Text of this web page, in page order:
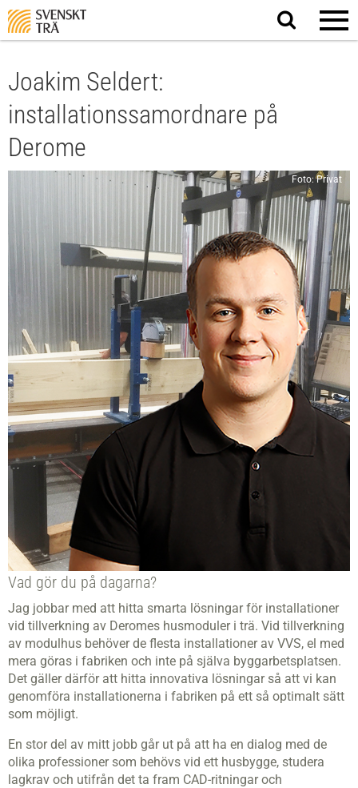
Sök
på
Joakim Seldert:
installationssamordnare på
Derome
Foto: Privat
Vad gör du på dagarna?
Jag jobbar med att hitta smarta lösningar för installationer
vid tillverkning av Deromes husmoduler i trä. Vid tillverkning
av modulhus behöver de flesta installationer av VVS, el med
mera göras i fabriken och inte på själva byggarbetsplatsen.
Det gäller därför att hitta innovativa lösningar så att vi kan
genomföra installationerna i fabriken på ett så optimalt sätt
som möjligt.
En stor del av mitt jobb går ut på att ha en dialog med de
olika professioner som behövs vid ett husbygge, studera
lagkrav och utifrån det ta fram CAD-ritningar och